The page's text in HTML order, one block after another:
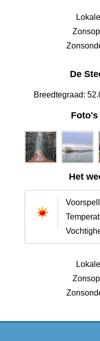
De
Breedtegraad:
Foto's
Het